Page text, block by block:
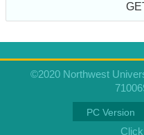
©2020 Northwest
PC Version